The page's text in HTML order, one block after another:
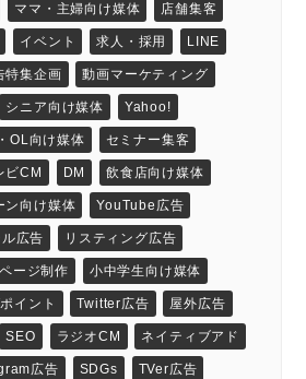
ママ・主婦向け媒体 店舗集客
イベント 求人・採用 LINE
特集企画 動画マーケティング
シニア向け媒体 Yahoo!
OL向け媒体 セミナー集客
ビCM DM 飲食店向け媒体
ン向け媒体 YouTube広告
広告 リスティング広告
ージ制作 小中学生向け媒体
イント Twitter広告 屋外広告
SEO ラジオCM ネイティブアド
広告 SDGs TVer広告